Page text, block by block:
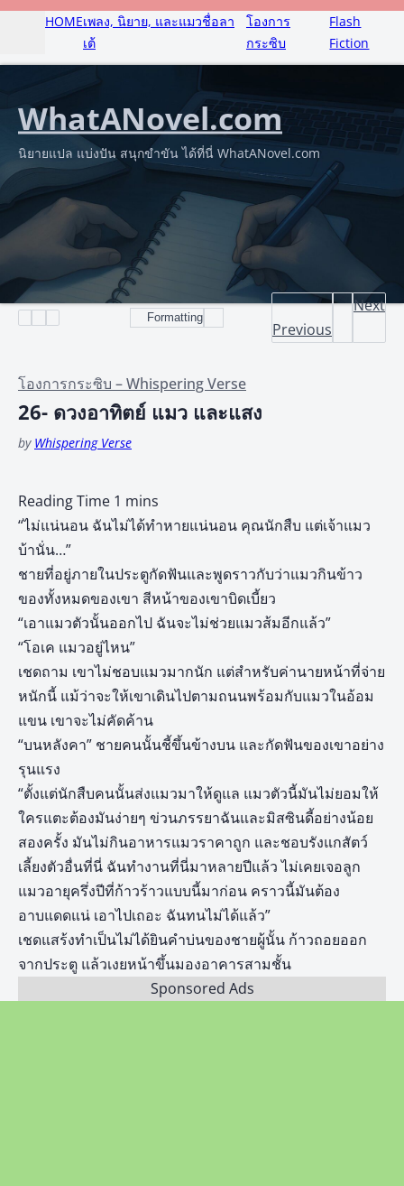
HOMEเพลง, นิยาย, และแมวชื่อลา
เต้
โองการ
กระซิบ
Flash
Fiction
WhatANovel.com
นิยายแปล แบ่งปัน สนุกขำขัน ได้ที่นี่ WhatANovel.com
Formatting
Previous
Next
โองการกระซิบ – Whispering Verse
26- ดวงอาทิตย์ แมว และแสง
by Whispering Verse
“ไม่แน่นอน ฉันไม่ได้ทำหายแน่นอน คุณนักสืบ แต่เจ้าแมว
บ้านั่น…”
ชายที่อยู่ภายในประตูกัดฟันและพูดราวกับว่าแมวกินข้าว
ของทั้งหมดของเขา สีหน้าของเขาบิดเบี้ยว
“เอาแมวตัวนั้นออกไป ฉันจะไม่ช่วยแมวส้มอีกแล้ว”
“โอเค แมวอยู่ไหน”
เชดถาม เขาไม่ชอบแมวมากนัก แต่สำหรับค่านายหน้าที่จ่าย
หนักนี้ แม้ว่าจะให้เขาเดินไปตามถนนพร้อมกับแมวในอ้อม
แขน เขาจะไม่คัดค้าน
“บนหลังคา” ชายคนนั้นชี้ขึ้นข้างบน และกัดฟันของเขาอย่าง
รุนแรง
“ตั้งแต่นักสืบคนนั้นส่งแมวมาให้ดูแล แมวตัวนี้มันไม่ยอมให้
ใครแตะต้องมันง่ายๆ ข่วนภรรยาฉันและมิสซินดี้อย่างน้อย
สองครั้ง มันไม่กินอาหารแมวราคาถูก และชอบรังแกสัตว์
เลี้ยงตัวอื่นที่นี่ ฉันทำงานที่นี่มาหลายปีแล้ว ไม่เคยเจอลูก
แมวอายุครึ่งปีที่ก้าวร้าวแบบนี้มาก่อน คราวนี้มันต้อง
อาบแดดแน่ เอาไปเถอะ ฉันทนไม่ได้แล้ว”
เชดแสร้งทำเป็นไม่ได้ยินคำบ่นของชายผู้นั้น ก้าวถอยออก
จากประตู แล้วเงยหน้าขึ้นมองอาคารสามชั้น
Sponsored Ads